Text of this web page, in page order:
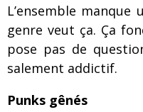
L’ensemble
genre veut ça. Ça
pose pas de
salement addictif.
Punks gênés